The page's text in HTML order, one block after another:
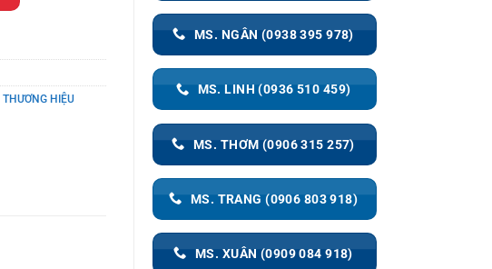
MS. NGÂN (0938 395 978)
MS. LINH (0936 510 459)
MS. THƠM (0906 315 257)
MS. TRANG (0906 803 918)
MS. XUÂN (0909 084 918)
THƯƠNG HIỆU